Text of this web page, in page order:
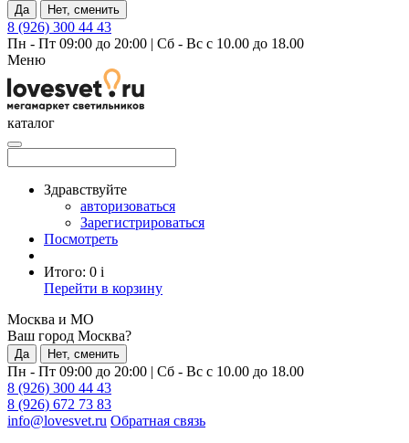
Да Нет, сменить
8 (926) 300 44 43
Пн - Пт 09:00 до 20:00 | Сб - Вс с 10.00 до 18.00
Меню
каталог
Здравствуйте
авторизоваться
Зарегистрироваться
Посмотреть
Итого: 0 i
Перейти в корзину
Москва и МО
Ваш город Москва?
Да Нет, сменить
Пн - Пт 09:00 до 20:00 | Сб - Вс с 10.00 до 18.00
8 (926) 300 44 43
8 (926) 672 73 83
info@lovesvet.ru Обратная связь